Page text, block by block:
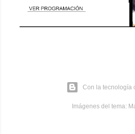
Con la tecnología
Imágenes del tema: